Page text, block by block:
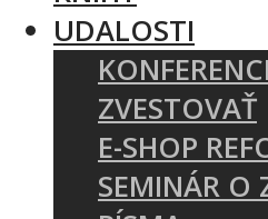
UDALOSTI
ZVESTOVAŤ
E-SHOP
SEMINÁR O